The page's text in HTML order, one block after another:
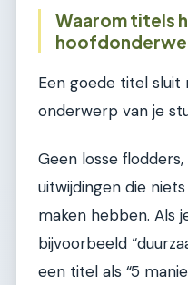
Waarom titels
Een goede titel sluit
onderwerp van je
Geen losse
uitwijdingen die
maken hebben. Als
bijvoorbeeld
een titel als “5